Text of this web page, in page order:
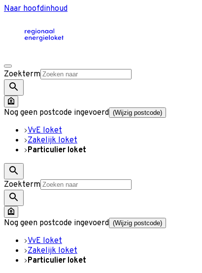
Naar hoofdinhoud
Zoekterm
Nog geen postcode ingevoerd (Wijzig postcode)
VvE loket
Zakelijk loket
Particulier loket
Zoekterm
Nog geen postcode ingevoerd (Wijzig postcode)
VvE loket
Zakelijk loket
Particulier loket